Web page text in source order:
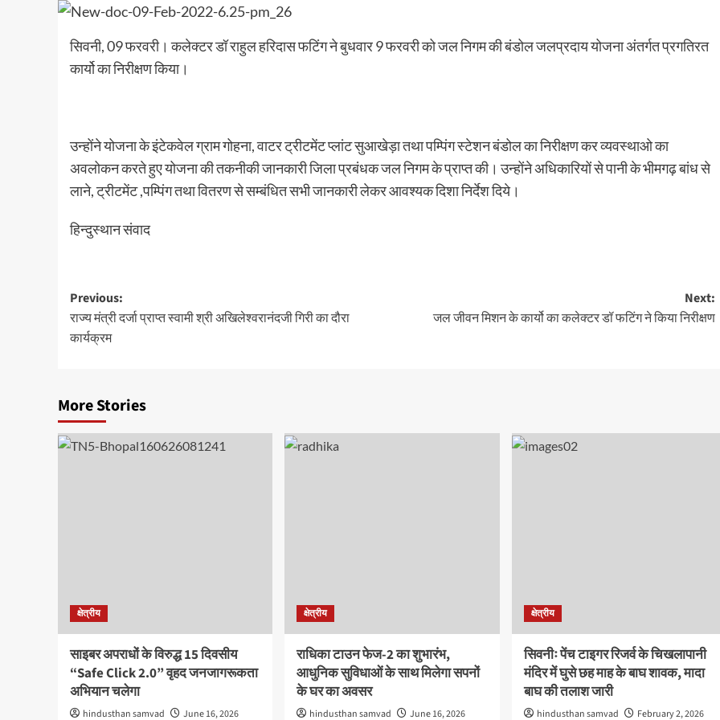
सिवनी, 09 फरवरी। कलेक्टर डॉ राहुल हरिदास फटिंग ने बुधवार 9 फरवरी को जल निगम की बंडोल जलप्रदाय योजना अंतर्गत प्रगतिरत
कार्यो का निरीक्षण किया।
उन्होंने योजना के इंटेकवेल ग्राम गोहना, वाटर ट्रीटमेंट प्लांट सुआखेड़ा तथा पम्पिंग स्टेशन बंडोल का निरीक्षण कर व्यवस्थाओ का
अवलोकन करते हुए योजना की तकनीकी जानकारी जिला प्रबंधक जल निगम के प्राप्त की। उन्होंने अधिकारियों से पानी के भीमगढ़ बांध से
लाने, ट्रीटमेंट ,पम्पिंग तथा वितरण से सम्बंधित सभी जानकारी लेकर आवश्यक दिशा निर्देश दिये।
हिन्दुस्थान संवाद
Post
navigation
Previous:
राज्य मंत्री दर्जा प्राप्त स्वामी श्री अखिलेश्वरानंदजी गिरी का दौरा
कार्यक्रम
Next:
जल जीवन मिशन के कार्यो का कलेक्टर डॉ फटिंग ने किया निरीक्षण
More Stories
क्षेत्रीय
साइबर अपराधों के विरुद्ध 15 दिवसीय
“Safe Click 2.0” वृहद जनजागरूकता
अभियान चलेगा
hindusthan samvad June 16, 2026
क्षेत्रीय
राधिका टाउन फेज-2 का शुभारंभ,
आधुनिक सुविधाओं के साथ मिलेगा सपनों
के घर का अवसर
hindusthan samvad June 16, 2026
क्षेत्रीय
सिवनीः पेंच टाइगर रिजर्व के चिखलापानी
मंदिर में घुसे छह माह के बाघ शावक, मादा
बाघ की तलाश जारी
hindusthan samvad February 2, 2026